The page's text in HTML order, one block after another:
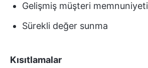
Gelişmiş müşteri memnuniyeti
Sürekli değer sunma
Kısıtlamalar